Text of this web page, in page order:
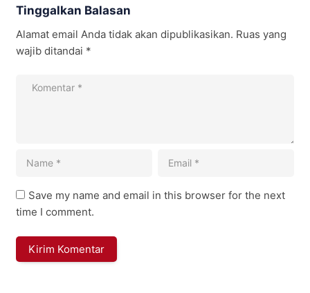
Tinggalkan Balasan
Alamat email Anda tidak akan dipublikasikan. Ruas yang
wajib ditandai *
Save my name and email in this browser for the next
time I comment.